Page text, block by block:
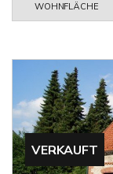
WOHNFLÄCHE
VERKAUFT